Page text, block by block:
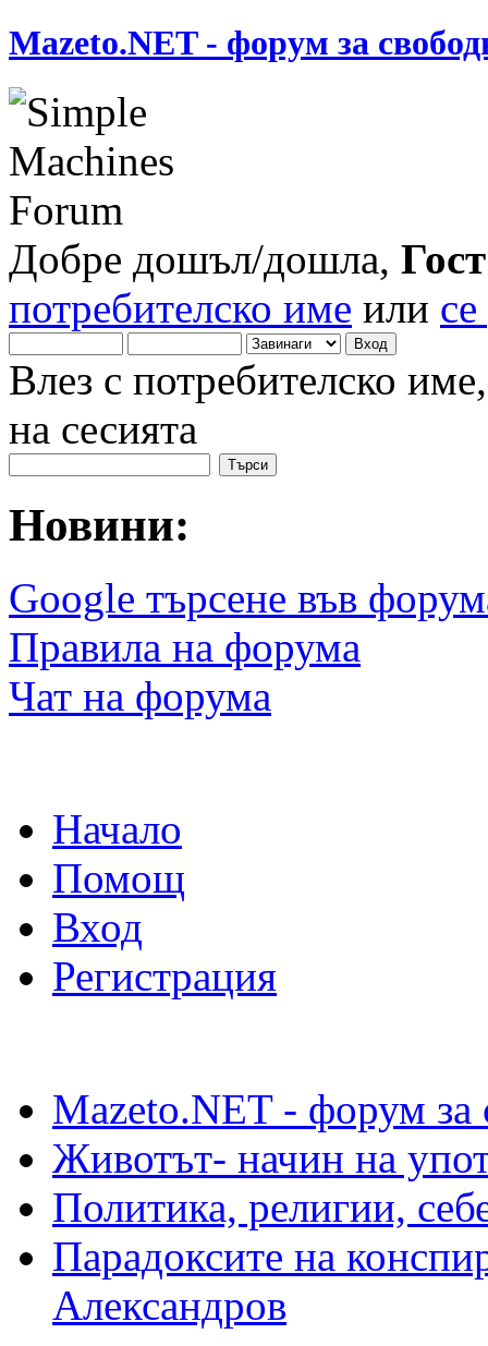
Mazeto.NET - форум за
Добре дошъл/дошла, Гост
потребителско име или
Влез с потребителско
на сесията
Новини:
Google търсене във
Правила на форума
Чат на форума
Начало
Помощ
Вход
Регистрация
Mazeto.NET - форум за
Животът- начин на
Политика, религии,
Парадоксите на
Александров